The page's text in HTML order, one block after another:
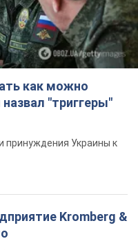
как можно
"триггеры"
принуждения Украины к
Kromberg &